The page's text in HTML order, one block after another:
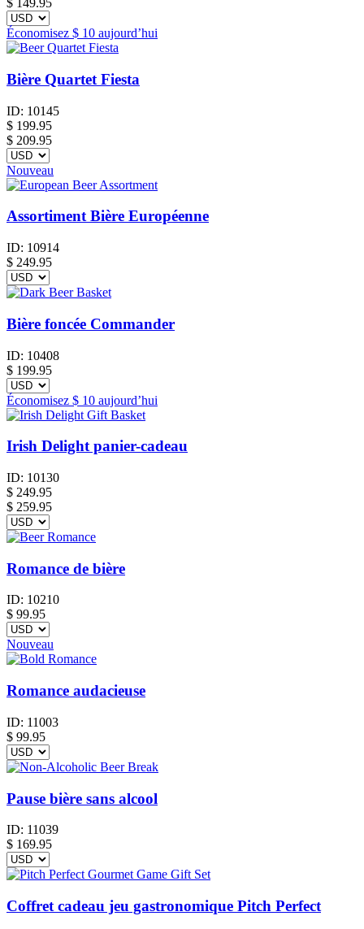
$ 149.95
Économisez $ 10 aujourd’hui
Bière Quartet Fiesta
ID: 10145
$ 199.95
$ 209.95
Nouveau
Assortiment Bière Européenne
ID: 10914
$ 249.95
Bière foncée Commander
ID: 10408
$ 199.95
Économisez $ 10 aujourd’hui
Irish Delight panier-cadeau
ID: 10130
$ 249.95
$ 259.95
Romance de bière
ID: 10210
$ 99.95
Nouveau
Romance audacieuse
ID: 11003
$ 99.95
Pause bière sans alcool
ID: 11039
$ 169.95
Coffret cadeau jeu gastronomique Pitch Perfect